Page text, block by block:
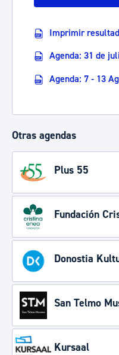
Imprimir
Agenda: 31 de
Agenda: 7 - 13
Otras agendas
Plus 55
Fundación
Donostia
San Telmo
Kursaal